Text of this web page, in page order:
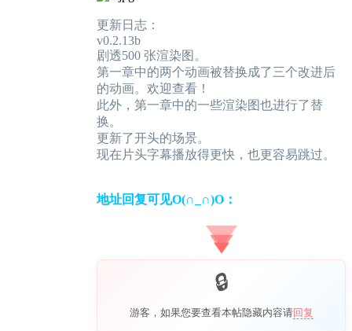
更新日志：
v0.2.13b
剧透500 张渲染图。
第一章中的两个动画被替换成了三个改进后
的动画。欢迎查看！
此外，第一章中的一些渲染图也进行了替
换。
更新了开头的场景。
现在片头字幕播放得更快，也更容易跳过。
地址回复可见O(∩_∩)O：
游客，如果您要查看本帖隐藏内容请回复